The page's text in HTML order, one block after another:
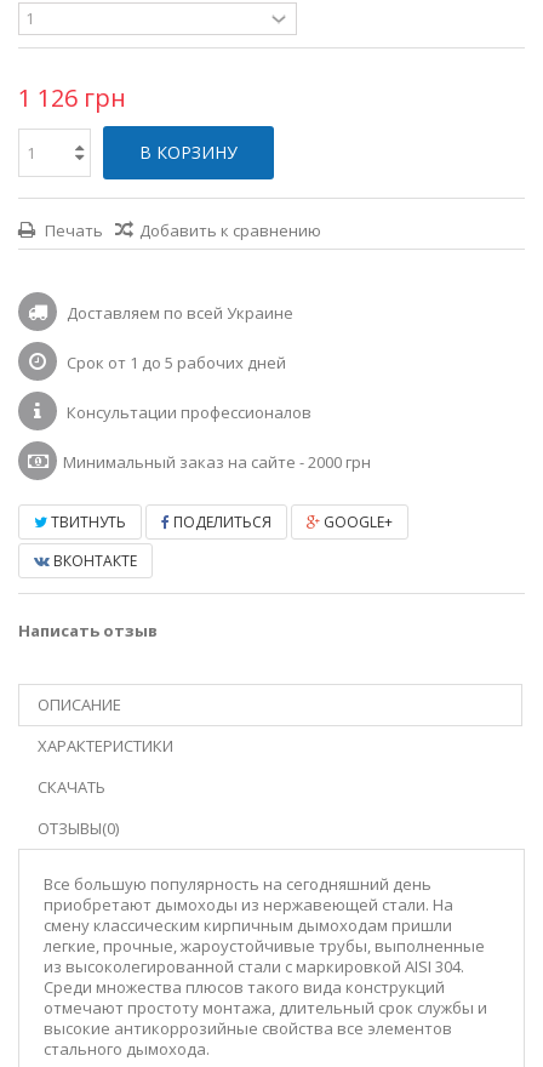
1 126 грн
В КОРЗИНУ
Печать Добавить к сравнению
Доставляем по всей Украине
Срок от 1 до 5 рабочих дней
Консультации профессионалов
Минимальный заказ на сайте - 2000 грн
ТВИТНУТЬ ПОДЕЛИТЬСЯ
GOOGLE+
ВКОНТАКТЕ
Написать отзыв
ОПИСАНИЕ
ХАРАКТЕРИСТИКИ
СКАЧАТЬ
ОТЗЫВЫ(0)
Все большую популярность на сегодняшний день
приобретают дымоходы из нержавеющей стали. На
смену классическим кирпичным дымоходам пришли
легкие, прочные, жароустойчивые трубы, выполненные
из высоколегированной стали с маркировкой AISI 304.
Среди множества плюсов такого вида конструкций
отмечают простоту монтажа, длительный срок службы и
высокие антикоррозийные свойства все элементов
стального дымохода.